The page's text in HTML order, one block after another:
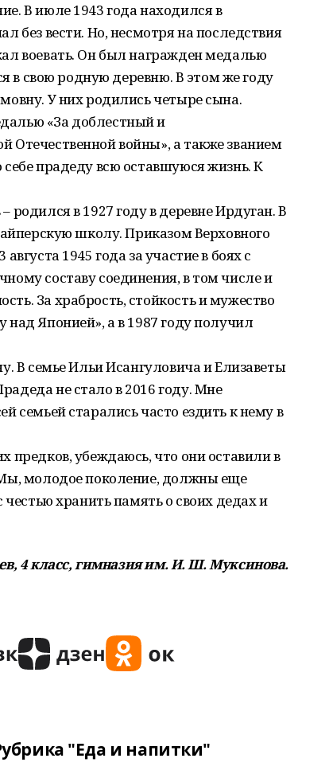
В июле 1943 года находился в
без вести. Но, несмотря на последствия
воевать. Он был награжден медалью
в свою родную деревню. В этом же году
У них родились четыре сына.
«За доблестный и
Отечественной войны», а также званием
прадеду всю оставшуюся жизнь. К
в 1927 году в деревне Ирдуган. В
школу. Приказом Верховного
1945 года за участие в боях с
составу соединения, в том числе и
За храбрость, стойкость и мужество
Японией», а в 1987 году получил
В семье Ильи Исангуловича и Елизаветы
не стало в 2016 году. Мне
семьей старались часто ездить к нему в
предков, убеждаюсь, что они оставили в
молодое поколение, должны еще
честью хранить память о своих дедах и
4 класс, гимназия им. И. Ш. Муксинова.
"Еда и напитки"